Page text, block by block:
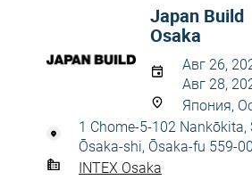
Japan Build
Osaka
Авг 26,
Авг 28,
Япония,
1 Chome-5-102 Nankōkita,
Ōsaka-shi, Ōsaka-fu 559-
INTEX Osaka